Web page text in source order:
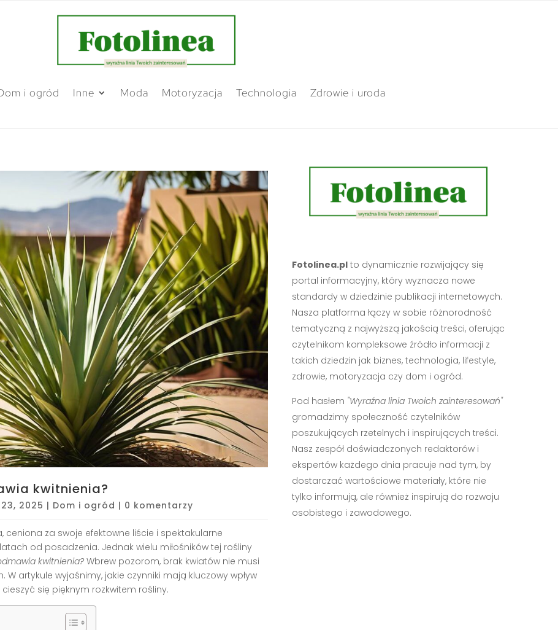
i ogród Inne Moda Motoryzacja Technologia Zdrowie i uroda
kwitnienia?
2025 | Dom i ogród | 0 komentarzy
za swoje efektowne liście i spektakularne
od posadzenia. Jednak wielu miłośników tej rośliny
kwitnienia?Wbrew pozorom, brak kwiatów nie musi
artykule wyjaśnimy, jakie czynniki mają kluczowy wpływ
się pięknym rozkwitem rośliny.
Fotolinea.plto dynamicznie rozwijający się
portal informacyjny, który wyznacza nowe
standardy w dziedzinie publikacji internetowych.
Nasza platforma łączy w sobie różnorodność
tematyczną z najwyższą jakością treści, oferując
czytelnikom kompleksowe źródło informacji z
takich dziedzin jak biznes, technologia, lifestyle,
zdrowie, motoryzacja czy dom i ogród.
Pod hasłem "Wyraźna linia Twoich zainteresowań"
gromadzimy społeczność czytelników
poszukujących rzetelnych i inspirujących treści.
Nasz zespół doświadczonych redaktorów i
ekspertów każdego dnia pracuje nad tym, by
dostarczać wartościowe materiały, które nie
tylko informują, ale również inspirują do rozwoju
osobistego i zawodowego.